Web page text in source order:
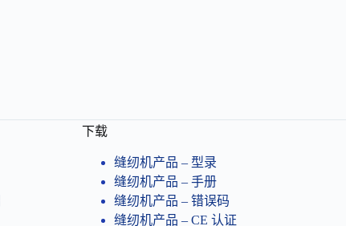
下载
缝纫机产品 – 型录
缝纫机产品 – 手册
缝纫机产品 – 错误码
缝纫机产品​ – CE 认证